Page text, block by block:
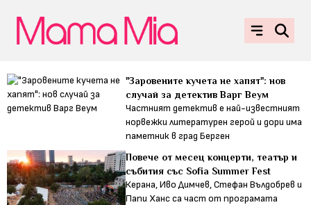
"Заровените кучета не хапят": нов
случай за детектив Варг Веум
Частният детектив е най-известният
норвежки литературен герой и дори има
паметник в град Берген
Повече от месец концерти, театър и
събития със Sofia Summer Fest
Керана, Иво Димчев, Стефан Вълдобрев и
Папи Ханс са част от програмата